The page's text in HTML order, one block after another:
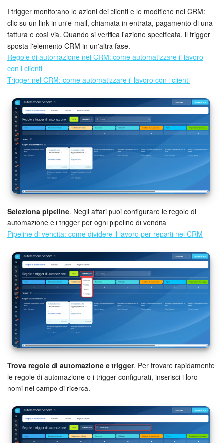
Bitrix24 Market
Siti e store
Online store
Dipendenti
Knowledge base
Firma elettronica
Firma elettronica per HR
Automazione
Flussi di lavoro
Marketing
Telefonia
Mio profilo
Impostazioni
Enterprise
Bitrix24 On-Premise
Bitrix24 Messenger
Domande generali
I trigger monitorano le azioni dei clienti e le modifiche nel CRM:
clic su un link in un'e-mail, chiamata in entrata, pagamento di una
fattura e così via. Quando si verifica l'azione specificata, il trigger
sposta l'elemento CRM in un'altra fase.
Regole di automazione nel CRM: come automatizzare il lavoro
con i clienti
Trigger nel CRM: come automatizzare il lavoro con i clienti
Seleziona pipeline. Negli affari puoi configurare le regole di
automazione e i trigger per ogni pipeline di vendita.
Pipeline di vendita: come dividere il lavoro per reparti nel CRM
Trova regole di automazione e trigger. Per trovare rapidamente
le regole di automazione o i trigger configurati, inserisci i loro
nomi nel campo di ricerca.